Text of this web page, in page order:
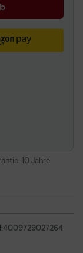
10 Jahre
4009729027264